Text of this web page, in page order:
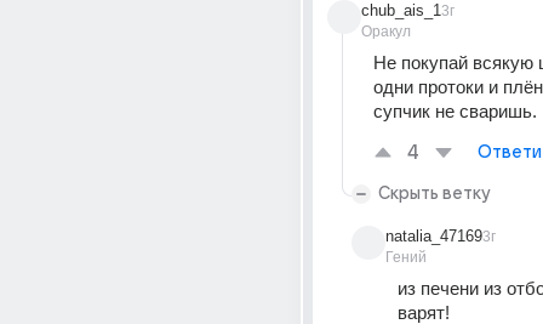
chub_ais_1
Оракул
3г
Не покупай всякую
одни протоки и
супчик не сваришь.
4
Скрыть ветку
natalia_47169
Гений
3г
из печени из
варят!